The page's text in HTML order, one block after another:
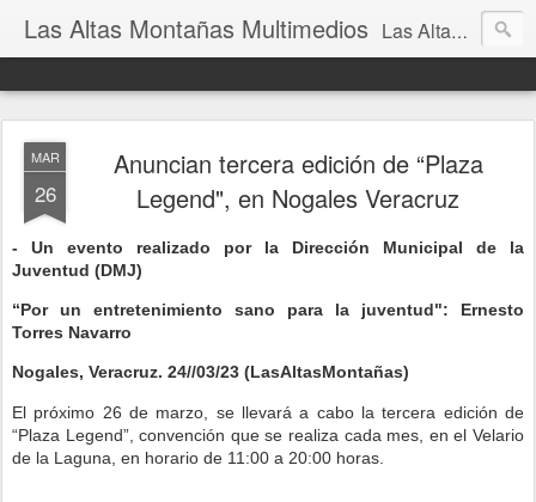
Las Altas Montañas Multimedios Las Altas Montañas Multimedios
MAR
26
Anuncian tercera edición de “Plaza
Legend", en Nogales Veracruz
- Un evento realizado por la Dirección Municipal de la
Juventud (DMJ)
“Por un entretenimiento sano para la juventud": Ernesto
Torres Navarro
Nogales, Veracruz. 24//03/23 (LasAltasMontañas)
El próximo 26 de marzo, se llevará a cabo la tercera edición de
“Plaza Legend”, convención que se realiza cada mes, en el Velario
de la Laguna, en horario de 11:00 a 20:00 horas.